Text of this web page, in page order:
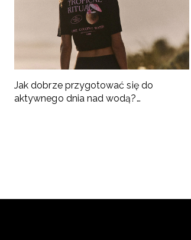
Jak dobrze przygotować się do
aktywnego dnia nad wodą?